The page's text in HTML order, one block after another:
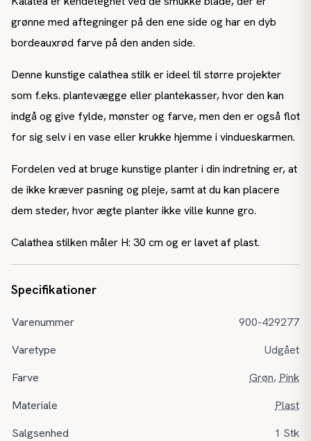
grønne med aftegninger på den ene side og har en dyb
bordeauxrød farve på den anden side.
Denne kunstige calathea stilk er ideel til større projekter
som f.eks. plantevægge eller plantekasser, hvor den kan
indgå og give fylde, mønster og farve, men den er også flot
for sig selv i en vase eller krukke hjemme i vindueskarmen.
Fordelen ved at bruge kunstige planter i din indretning er, at
de ikke kræver pasning og pleje, samt at du kan placere
dem steder, hvor ægte planter ikke ville kunne gro.
Calathea stilken måler H: 30 cm og er lavet af plast.
Specifikationer
Varenummer
900-429277
Varetype
Udgået
Farve
Grøn, Pink
Materiale
Plast
Salgsenhed
1 Stk